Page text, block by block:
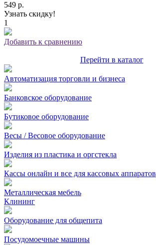
549 р.
Узнать скидку!
1
Добавить к сравнению
Перейти в каталог
Автоматизация торговли и бизнеса
Банковское оборудование
Бутиковое оборудование
Весы / Весовое оборудование
Изделия из пластика и оргстекла
Кассы онлайн и все для кассовых аппаратов
Металлическая мебель
Клининг
Оборудование для общепита
Посудомоечные машины